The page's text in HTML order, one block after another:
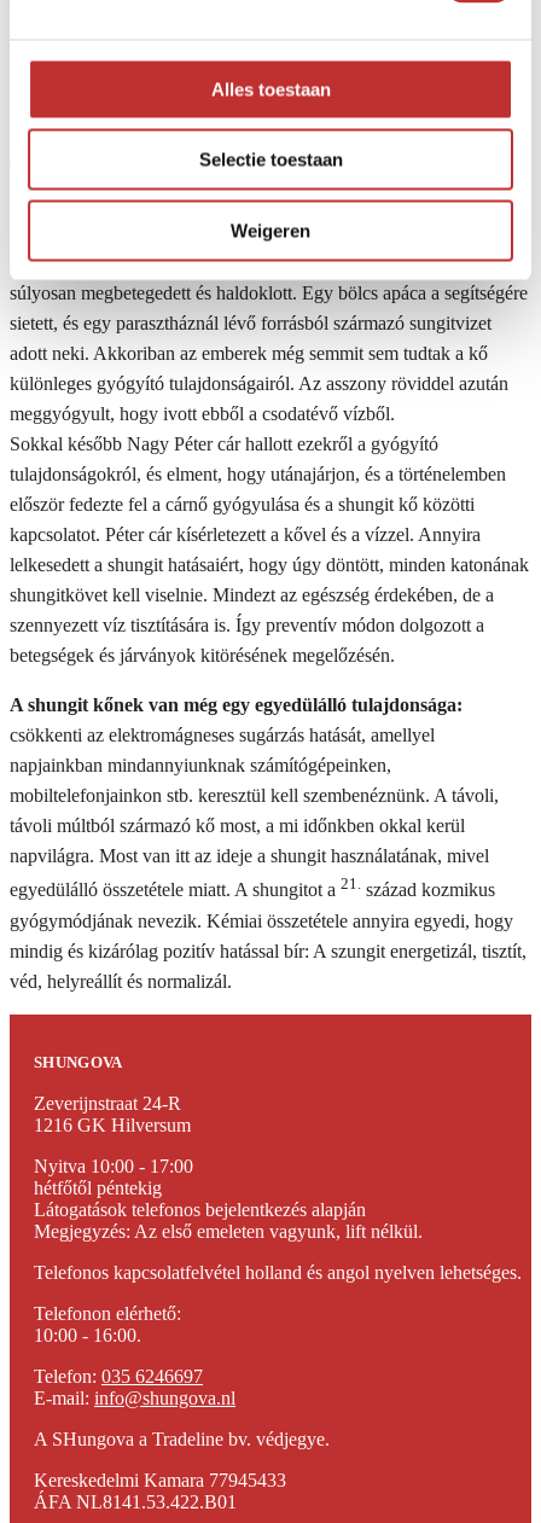
Alles toestaan
Selectie toestaan
Weigeren
bizonyítottan semlegesíti az érzéstelenítést, gyorsabban gyógyítja a
sebeket, serkenti a vértermelést és csökkenti a műtétek kellemetlen
mellékhatásait.
A sungitot Északnyugat-Oroszországban, Karéliában, a Zsunga
folyón található ez a milliárd éves, egyedülálló kő.
A történet szerint Mihail Romanov (1613-1617-es cár) édesanyja
súlyosan megbetegedett és haldoklott. Egy bölcs apáca a segítségére
sietett, és egy parasztháznál lévő forrásból származó sungitvizet
adott neki. Akkoriban az emberek még semmit sem tudtak a kő
különleges gyógyító tulajdonságairól. Az asszony röviddel azután
meggyógyult, hogy ivott ebből a csodatévő vízből.
Sokkal később Nagy Péter cár hallott ezekről a gyógyító
tulajdonságokról, és elment, hogy utánajárjon, és a történelemben
először fedezte fel a cárnő gyógyulása és a shungit kő közötti
kapcsolatot. Péter cár kísérletezett a kővel és a vízzel. Annyira
lelkesedett a shungit hatásaiért, hogy úgy döntött, minden katonának
shungitkövet kell viselnie. Mindezt az egészség érdekében, de a
szennyezett víz tisztítására is. Így preventív módon dolgozott a
betegségek és járványok kitörésének megelőzésén.
A shungit kőnek van még egy egyedülálló tulajdonsága:
csökkenti az elektromágneses sugárzás hatását, amellyel
napjainkban mindannyiunknak számítógépeinken,
mobiltelefonjainkon stb. keresztül kell szembenéznünk. A távoli,
távoli múltból származó kő most, a mi időnkben okkal kerül
napvilágra. Most van itt az ideje a shungit használatának, mivel
egyedülálló összetétele miatt. A shungitot a 21. század kozmikus
gyógymódjának nevezik. Kémiai összetétele annyira egyedi, hogy
mindig és kizárólag pozitív hatással bír: A szungit energetizál, tisztít,
véd, helyreállít és normalizál.
SHUNGOVA
Zeverijnstraat 24-R
1216 GK Hilversum
Nyitva 10:00 - 17:00
hétfőtől péntekig
Látogatások telefonos bejelentkezés alapján
Megjegyzés: Az első emeleten vagyunk, lift nélkül.
Telefonos kapcsolatfelvétel holland és angol nyelven lehetséges.
Telefonon elérhető:
10:00 - 16:00.
Telefon: 035 6246697
E-mail: info@shungova.nl
A SHungova a Tradeline bv. védjegye.
Kereskedelmi Kamara 77945433
ÁFA NL8141.53.422.B01